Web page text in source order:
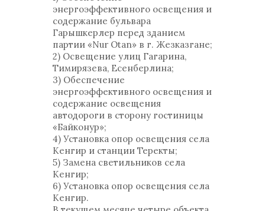
энергоэффективного освещения и
содержание бульвара
Гарышкерлер перед зданием
партии «Nur Otan» в г. Жезказгане;
2) Освещение улиц Гагарина,
Тимирязева, Есенберлина;
3) Обеспечение
энергоэффективного освещения и
содержание освещения
автодороги в сторону гостиницы
«Байконур»;
4) Установка опор освещения села
Кенгир и станции Теректы;
5) Замена светильников села
Кенгир;
6) Установка опор освещения села
Кенгир.